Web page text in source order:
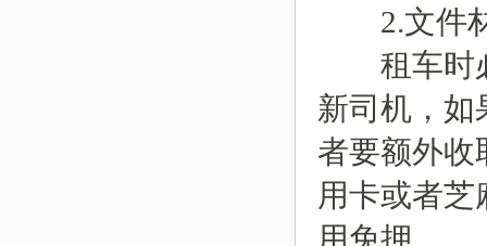
2.文件
租车时必
新司机，如
者要额外收
用卡或者
用免押。